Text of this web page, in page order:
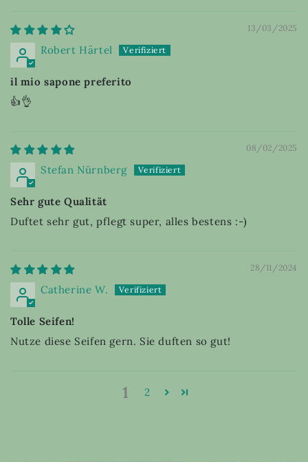
13/03/2025
Robert Härtel
il mio sapone preferito
👍👌
08/02/2025
Stefan Nürnberg
Sehr gute Qualität
Duftet sehr gut, pflegt super, alles bestens :-)
28/11/2024
Catherine W.
Tolle Seifen!
Nutze diese Seifen gern. Sie duften so gut!
1 2